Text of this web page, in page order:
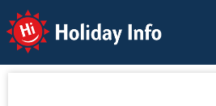
Holiday Info